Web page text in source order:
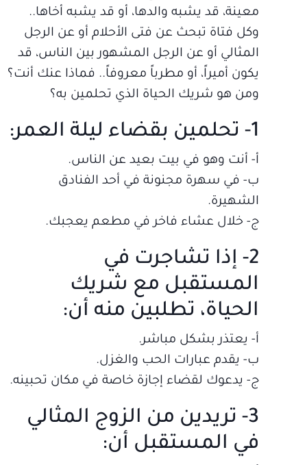
معينة، قد يشبه والدها، أو قد يشبه أخاها..
وكل فتاة تبحث عن فتى الأحلام أو عن الرجل
المثالي أو عن الرجل المشهور بين الناس، قد
يكون أميراً، أو مطرباً معروفاً.. فماذا عنك أنت؟
ومن هو شريك الحياة الذي تحلمين به؟
1- تحلمين بقضاء ليلة العمر:
أ‌- أنت وهو في بيت بعيد عن الناس.
ب‌- في سهرة مجنونة في أحد الفنادق
الشهيرة.
ج- خلال عشاء فاخر في مطعم يعجبك.
2- إذا تشاجرت في
المستقبل مع شريك
الحياة، تطلبين منه أن:
أ‌- يعتذر بشكل مباشر.
ب‌- يقدم عبارات الحب والغزل.
ج- يدعوك لقضاء إجازة خاصة في مكان تحبينه.
3- تريدين من الزوج المثالي
في المستقبل أن: